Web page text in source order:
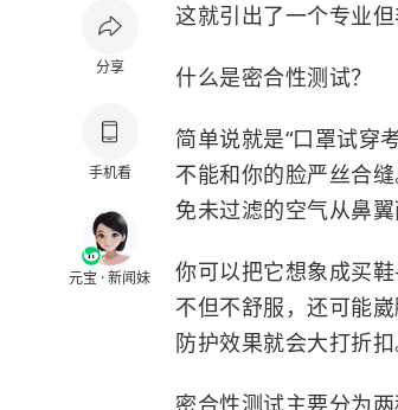
分享
手机看
元宝 · 新闻妹
这就引出了一个专业
什么是密合性测试？
简单说就是“口罩试穿
不能和你的脸严丝合
免未过滤的空气从鼻
你可以把它想象成买
不但不舒服，还可能
防护效果就会大打折扣
密合性测试主要分为两